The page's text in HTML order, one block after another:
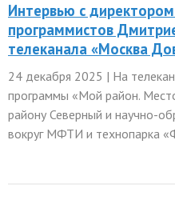
Интервью с
программистов
телеканала «Москва
24 декабря 2025 | На
программы «Мой район.
району Северный и научно-
вокруг МФТИ и технопарка